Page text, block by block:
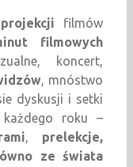
filmów
filmowych
koncert,
, mnóstwo
dyskusji i setki
roku –
, prelekcje,
ze świata